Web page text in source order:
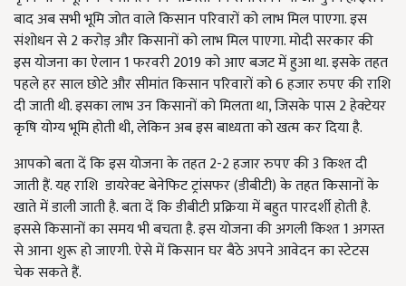
बाद अब सभी भूमि जोत वाले किसान परिवारों को लाभ मिल पाएगा. इस
संशोधन से 2 करोड़ और किसानों को लाभ मिल पाएगा. मोदी सरकार की
इस योजना का ऐलान 1 फरवरी 2019 को आए बजट में हुआ था. इसके तहत
पहले हर साल छोटे और सीमांत किसान परिवारों को 6 हजार रुपए की राशि
दी जाती थी. इसका लाभ उन किसानों को मिलता था, जिसके पास 2 हेक्टेयर
कृषि योग्य भूमि होती थी, लेकिन अब इस बाध्यता को खत्म कर दिया है.
आपको बता दें कि इस योजना के तहत 2-2 हजार रुपए की 3 किश्त दी
जाती हैं. यह राशि डायरेक्ट बेनेफिट ट्रांसफर (डीबीटी) के तहत किसानों के
खाते में डाली जाती है. बता दें कि डीबीटी प्रक्रिया में बहुत पारदर्शी होती है.
इससे किसानों का समय भी बचता है. इस योजना की अगली किश्त 1 अगस्त
से आना शुरू हो जाएगी. ऐसे में किसान घर बैठे अपने आवेदन का स्टेटस
चेक सकते हैं.